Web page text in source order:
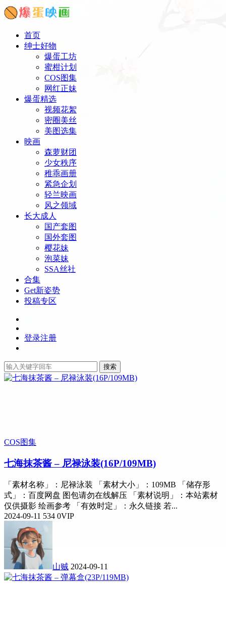
首页
绅士好物
爆蛋工坊
蜜柑计划
COS图集
网红正妹
爆蛋精选
视频花絮
密圈美丝
美图选集
映画
森萝财团
少女秩序
稚乖画册
紧急企划
轻兰映画
风之领域
长大成人
国产套图
国外套图
樱花妹
泡菜妹
SSA丝社
合集
Get新姿势
投稿专区
登录注册
搜索
COS图集
七海抹茶酱 – 尼禄泳装(16P/109MB)
「素材名称」：尼禄泳装 「素材大小」：109MB 「储存形
式」：百度网盘 图包请勿在线解压 「素材说明」：本站素材
仅供摄影 绘画参考 「有效时定」：永久链接 若...
2024-09-11 534 0VIP
山贼 2024-09-11